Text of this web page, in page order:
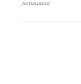
ACTUALIDAD